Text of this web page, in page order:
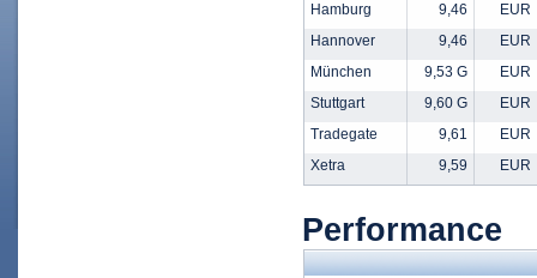
Hamburg
9,46
EUR
Hannover
9,46
EUR
München
9,53 G
EUR
Stuttgart
9,60 G
EUR
Tradegate
9,61
EUR
Xetra
9,59 EUR
Performance